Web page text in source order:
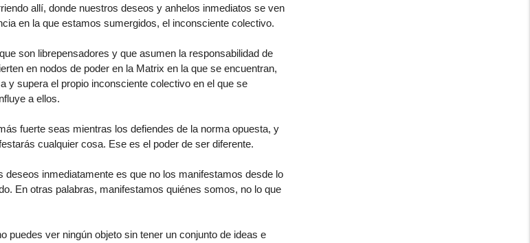
allí, donde nuestros deseos y anhelos inmediatos se ven
en la que estamos sumergidos, el inconsciente colectivo.
son librepensadores y que asumen la responsabilidad de
en nodos de poder en la Matrix en la que se encuentran,
y supera el propio inconsciente colectivo en el que se
a ellos.
fuerte seas mientras los defiendes de la norma opuesta, y
cualquier cosa. Ese es el poder de ser diferente.
inmediatamente es que no los manifestamos desde lo
En otras palabras, manifestamos quiénes somos, no lo que
ver ningún objeto sin tener un conjunto de ideas e